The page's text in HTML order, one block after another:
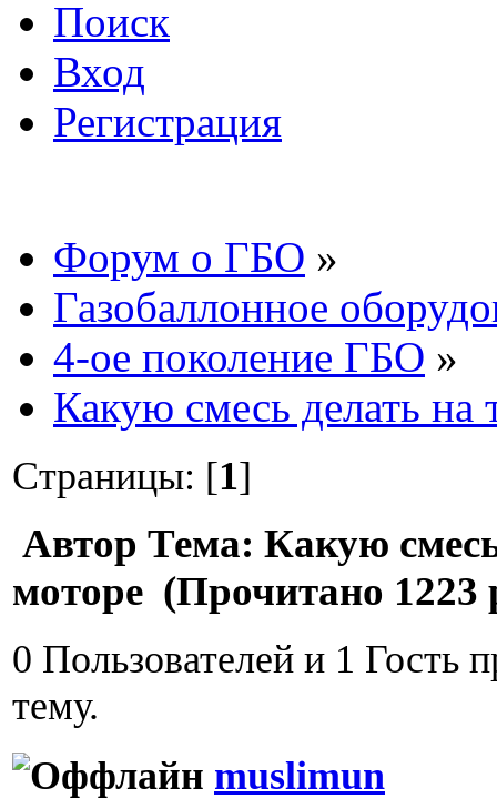
Поиск
Вход
Регистрация
Форум о ГБО »
Газобаллонное
4-ое поколение ГБО »
Какую смесь делать на
Страницы: [1]
Автор Тема: Какую
моторе (Прочитано 1223
0 Пользователей и 1 Гость
тему.
muslimun